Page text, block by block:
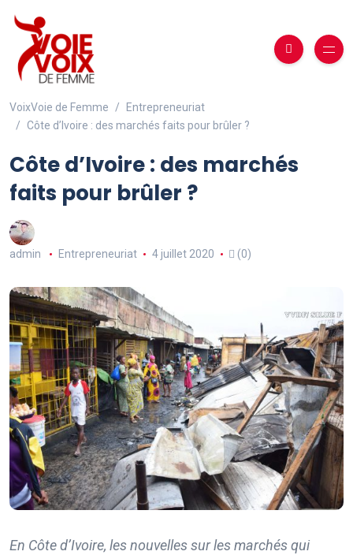
VoixVoie de Femme
Entrepreneuriat
Côte d’Ivoire : des marchés faits pour brûler ?
Côte d’Ivoire : des marchés
faits pour brûler ?
admin Entrepreneuriat 4 juillet 2020 (0)
En Côte d’Ivoire, les nouvelles sur les marchés qui